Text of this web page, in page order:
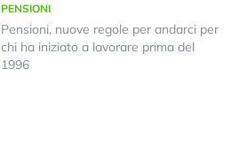
PENSIONI
Pensioni, nuove regole per andarci per
chi ha iniziato a lavorare prima del
1996